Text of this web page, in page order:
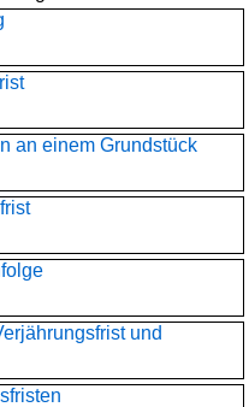
an einem Grundstück
und